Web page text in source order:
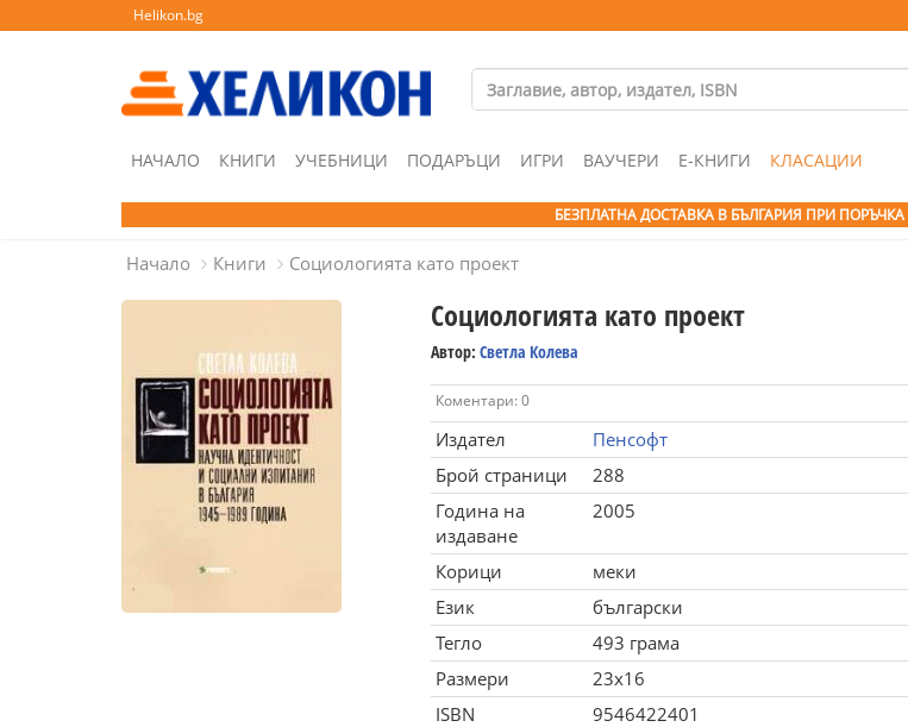
Helikon.bg
НАЧАЛО КНИГИ УЧЕБНИЦИ ПОДАРЪЦИ ИГРИ ВАУЧЕРИ Е-КНИГИ КЛАСАЦИИ
БЕЗПЛАТНА ДОСТАВКА В БЪЛГАРИЯ ПРИ ПОРЪЧКА
Начало Книги Социологията като проект
Социологията като проект
Автор: Светла Колева
Коментари: 0
Издател
Пенсофт
Брой страници
288
Година на
издаване
2005
Корици
меки
Език
български
Тегло
493 грама
Размери
23x16
ISBN
9546422401